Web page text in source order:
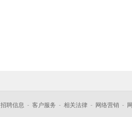
招聘信息 - 客户服务 - 相关法律 - 网络营销 -